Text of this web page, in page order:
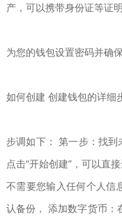
产，可以携带身份证等证
为您的钱包设置密码并确
如何创建 创建钱包的详细
步调如下： 第一步：找
点击“开始创建”，可以直
不需要您输入任何个人信
认备份， 添加数字货币：